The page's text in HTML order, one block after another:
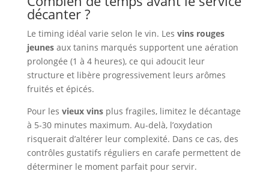
décanter ?
Le timing idéal varie selon le vin. Les vins rouges
jeunesaux tanins marqués supportent une aération
prolongée (1 à 4 heures), ce qui adoucit leur
structure et libère progressivement leurs arômes
fruités et épicés.
Pour les vieux vinsplus fragiles, limitez le décantage
à 5-30 minutes maximum. Au-delà, l’oxydation
risquerait d’altérer leur complexité. Dans ce cas, des
contrôles gustatifs réguliers en carafe permettent de
déterminer le moment parfait pour servir.